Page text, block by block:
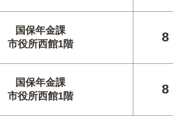
国保年金課
市役所西館1階
8
国保年金課
市役所西館1階
8